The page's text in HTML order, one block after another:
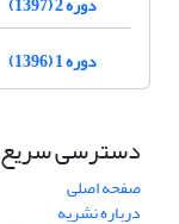
دوره 1 (1396)
دسترسی سریع
صفحه اصلی
درباره نشریه